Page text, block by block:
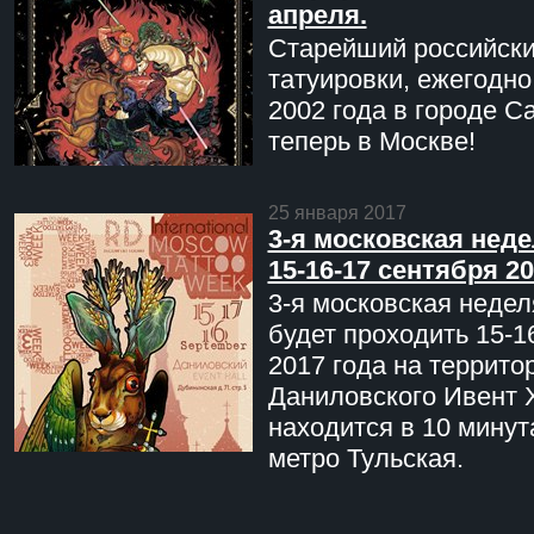
апреля.
Старейший
татуировки,
2002 года в городе
теперь в Москве!
25 января 2017
3-я московская
15-16-17 сентября
3-я московская
будет проходить 15-
2017 года на
Даниловского Ивент
находится в 10
метро Тульская.